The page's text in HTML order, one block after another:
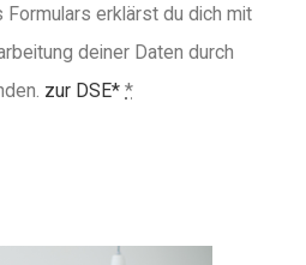
erklärst du dich mit
deiner Daten durch
zur DSE* *